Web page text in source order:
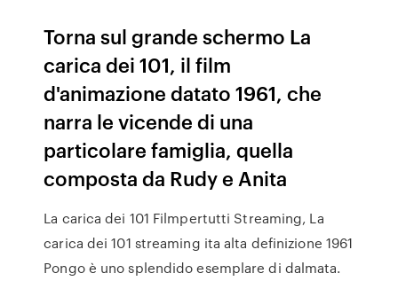
Torna sul grande schermo La
carica dei 101, il film
d'animazione datato 1961, che
narra le vicende di una
particolare famiglia, quella
composta da Rudy e Anita
La carica dei 101 Filmpertutti Streaming, La
carica dei 101 streaming ita alta definizione 1961
Pongo è uno splendido esemplare di dalmata.